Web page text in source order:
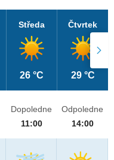
Středa
26 °C
Čtvrtek
29 °C
Dopoledne
11:00
Odpoledne
14:00